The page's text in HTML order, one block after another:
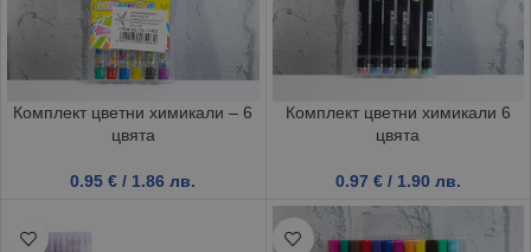
Комплект цветни химикали – 6
цвята
0.95€ / 1.86 лв.
Комплект цветни химикали 6
цвята
0.97 € / 1.90 лв.